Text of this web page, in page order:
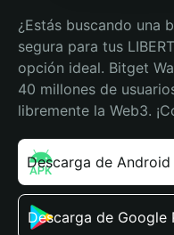
¿Estás buscando una
segura para tus
opción ideal. Bitget
40 millones de
libremente la Web3.
Descarga de Android
Descarga de Google